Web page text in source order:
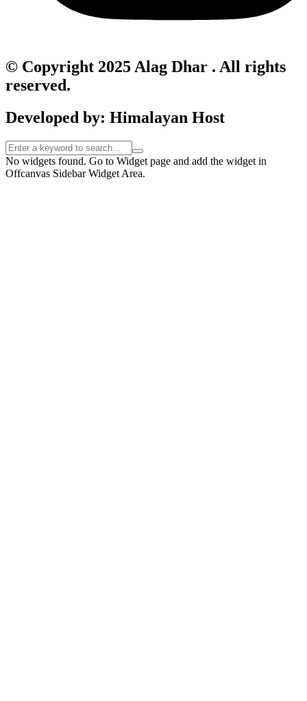
© Copyright 2025 Alag Dhar . All rights
reserved.
Developed by: Himalayan Host
No widgets found. Go to Widget page and add the widget in
Offcanvas Sidebar Widget Area.